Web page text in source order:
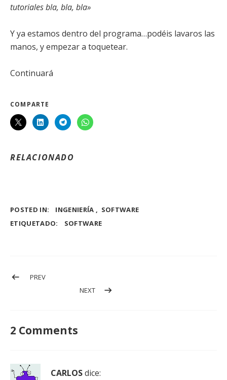
tutoriales bla, bla, bla»
Y ya estamos dentro del programa…podéis lavaros las
manos, y empezar a toquetear.
Continuará
COMPARTE
RELACIONADO
POSTED IN: INGENIERÍA
SOFTWARE
ETIQUETADO:
SOFTWARE
PREV
NEXT
2 Comments
CARLOSdice: